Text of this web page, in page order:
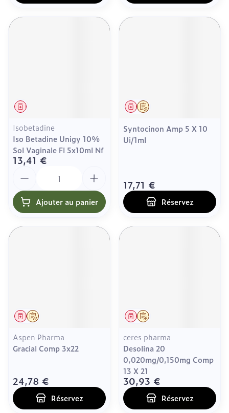
Médicament
Isobetadine
Iso Betadine Unigy 10%
Sol Vaginale Fl 5x10ml Nf
13,41 €
Ajouter au panier
Sur prescription
Médicament
Syntocinon Amp 5 X 10
Ui/1ml
17,71 €
Réservez
Sur prescription
Médicament
Aspen Pharma
Gracial Comp 3x22
24,78 €
Réservez
Sur prescription
Médicament
ceres pharma
Desolina 20
0,020mg/0,150mg Comp
13 X 21
30,93 €
Réservez